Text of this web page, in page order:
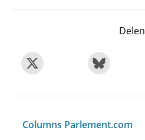
Delen
Columns Parlement.com